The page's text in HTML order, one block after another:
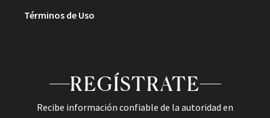
Términos de Uso
REGÍSTRATE
Recibe información confiable de la autoridad en